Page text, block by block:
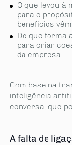
O que levou à
para o
benefícios
De que forma
para criar
da empresa.
Com base na
inteligência
conversa, que
A falta de